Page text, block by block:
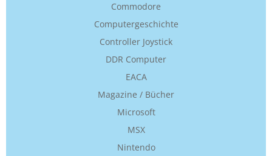
Commodore
Computergeschichte
Controller Joystick
DDR Computer
EACA
Magazine / Bücher
Microsoft
MSX
Nintendo